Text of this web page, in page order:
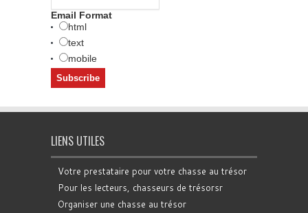
Email Format
html
text
mobile
LIENS UTILES
Votre prestataire pour votre chasse au trésor
Pour les lecteurs, chasseurs de trésorsr
Organiser une chasse au trésor